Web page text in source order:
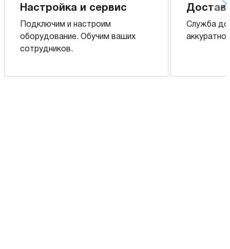
Настройка и сервис
Подключим и настроим
оборудование. Обучим ваших
сотрудников.
Служба
аккуратно